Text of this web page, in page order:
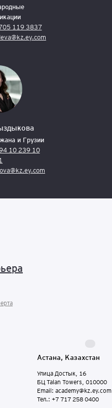
119 3837
и Грузии
10 239 10
Астана, Казахстан
Улица Достык, 16
БЦ Talan Towers, 010000
Email: academy@kz.ey.com
Тел.: +7 717 258 0400